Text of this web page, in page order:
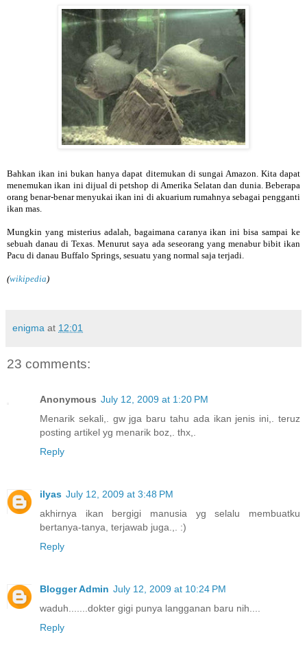
Bahkan ikan ini bukan hanya dapat ditemukan di sungai Amazon. Kita dapat
menemukan ikan ini dijual di petshop di Amerika Selatan dan dunia. Beberapa
orang benar-benar menyukai ikan ini di akuarium rumahnya sebagai pengganti
ikan mas.
Mungkin yang misterius adalah, bagaimana caranya ikan ini bisa sampai ke
sebuah danau di Texas. Menurut saya ada seseorang yang menabur bibit ikan
Pacu di danau Buffalo Springs, sesuatu yang normal saja terjadi.
(wikipedia)
enigma at 12:01
23 comments:
Anonymous July 12, 2009 at 1:20 PM
Menarik sekali,. gw jga baru tahu ada ikan jenis ini,. teruz
posting artikel yg menarik boz,. thx,.
Reply
ilyas July 12, 2009 at 3:48 PM
akhirnya ikan bergigi manusia yg selalu membuatku
bertanya-tanya, terjawab juga.,. :)
Reply
Blogger Admin July 12, 2009 at 10:24 PM
waduh.......dokter gigi punya langganan baru nih....
Reply